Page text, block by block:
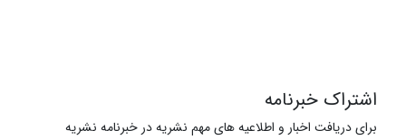
اشتراک خبرنامه
برای دریافت اخبار و اطلاعیه های مهم نشریه در خبرنامه نشریه